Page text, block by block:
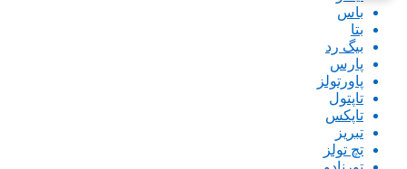
باس
بتا
بیگ رد
پارس
پاورتولز
تاپتول
تاپکس
تبریز
تچ تولز